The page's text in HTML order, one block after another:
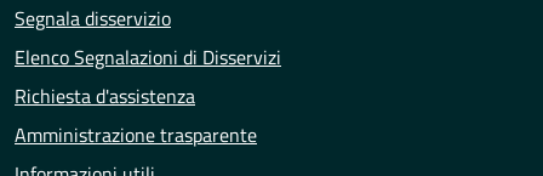
Segnala disservizio
Elenco Segnalazioni di Disservizi
Richiesta d'assistenza
Amministrazione trasparente